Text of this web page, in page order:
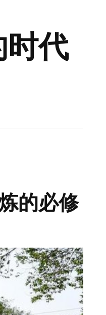
时代
的必修